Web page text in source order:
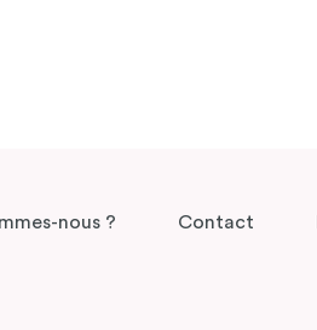
nous ? Contact